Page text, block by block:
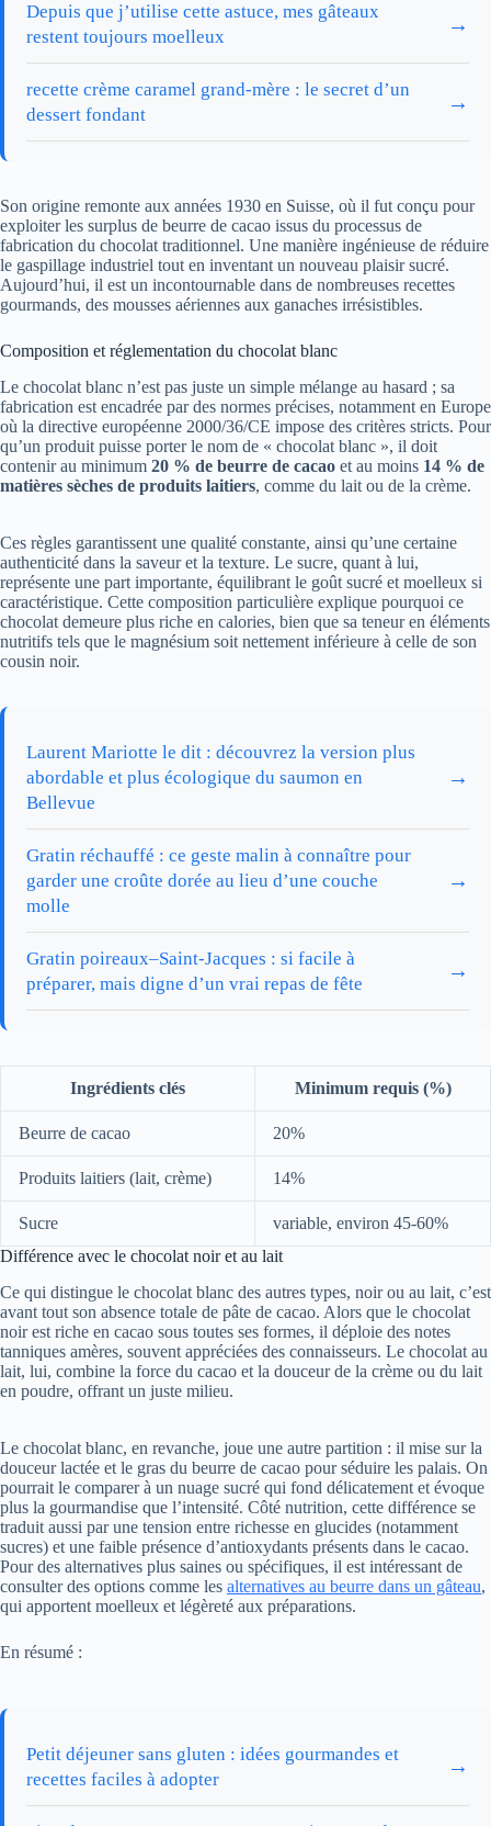
Depuis que j’utilise cette astuce, mes gâteaux
restent toujours moelleux
→
recette crème caramel grand-mère : le secret d’un
dessert fondant
→
Son origine remonte aux années 1930 en Suisse, où il fut conçu pour
exploiter les surplus de beurre de cacao issus du processus de
fabrication du chocolat traditionnel. Une manière ingénieuse de réduire
le gaspillage industriel tout en inventant un nouveau plaisir sucré.
Aujourd’hui, il est un incontournable dans de nombreuses recettes
gourmands, des mousses aériennes aux ganaches irrésistibles.
Composition et réglementation du chocolat blanc
Le chocolat blanc n’est pas juste un simple mélange au hasard ; sa
fabrication est encadrée par des normes précises, notamment en Europe
où la directive européenne 2000/36/CE impose des critères stricts. Pour
qu’un produit puisse porter le nom de « chocolat blanc », il doit
contenir au minimum 20 % de beurre de cacao et au moins 14 % de
matières sèches de produits laitiers, comme du lait ou de la crème.
Ces règles garantissent une qualité constante, ainsi qu’une certaine
authenticité dans la saveur et la texture. Le sucre, quant à lui,
représente une part importante, équilibrant le goût sucré et moelleux si
caractéristique. Cette composition particulière explique pourquoi ce
chocolat demeure plus riche en calories, bien que sa teneur en éléments
nutritifs tels que le magnésium soit nettement inférieure à celle de son
cousin noir.
Laurent Mariotte le dit : découvrez la version plus
abordable et plus écologique du saumon en
Bellevue
→
Gratin réchauffé : ce geste malin à connaître pour
garder une croûte dorée au lieu d’une couche
molle
→
Gratin poireaux–Saint-Jacques : si facile à
préparer, mais digne d’un vrai repas de fête
→
Ingrédients clés Minimum requis (%)
Beurre de cacao 20%
Produits laitiers (lait, crème) 14%
Sucre
variable, environ 45-60%
Différence avec le chocolat noir et au lait
Ce qui distingue le chocolat blanc des autres types, noir ou au lait, c’est
avant tout son absence totale de pâte de cacao. Alors que le chocolat
noir est riche en cacao sous toutes ses formes, il déploie des notes
tanniques amères, souvent appréciées des connaisseurs. Le chocolat au
lait, lui, combine la force du cacao et la douceur de la crème ou du lait
en poudre, offrant un juste milieu.
Le chocolat blanc, en revanche, joue une autre partition : il mise sur la
douceur lactée et le gras du beurre de cacao pour séduire les palais. On
pourrait le comparer à un nuage sucré qui fond délicatement et évoque
plus la gourmandise que l’intensité. Côté nutrition, cette différence se
traduit aussi par une tension entre richesse en glucides (notamment
sucres) et une faible présence d’antioxydants présents dans le cacao.
Pour des alternatives plus saines ou spécifiques, il est intéressant de
consulter des options comme les alternatives au beurre dans un gâteau,
qui apportent moelleux et légèreté aux préparations.
En résumé :
Petit déjeuner sans gluten : idées gourmandes et
recettes faciles à adopter
→